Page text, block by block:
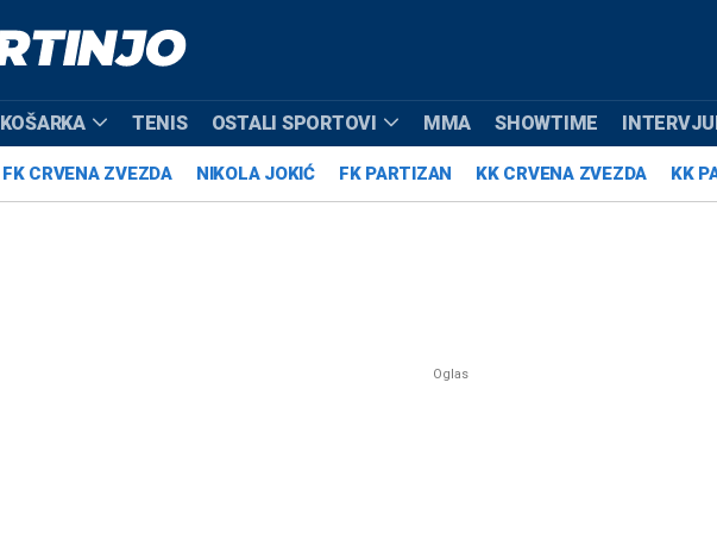
KOŠARKA TENIS OSTALI SPORTOVI MMA SHOWTIME
FK CRVENA ZVEZDA NIKOLA JOKIĆ FK PARTIZAN KK CRVENA ZVEZDA KK